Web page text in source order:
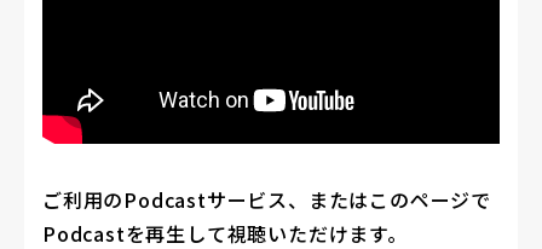
ご利用のPodcastサービス、またはこのページで
Podcastを再生して視聴いただけます。